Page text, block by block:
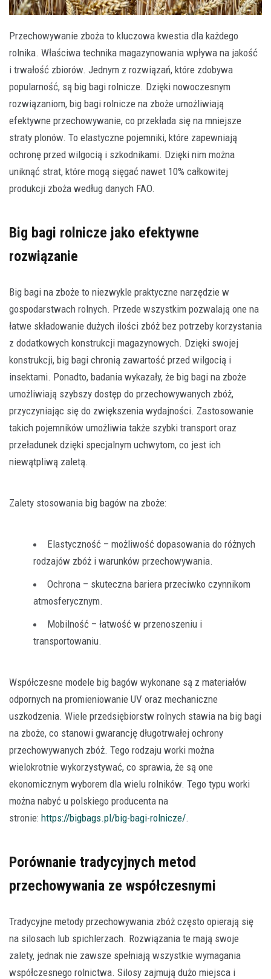
Przechowywanie zboża to kluczowa kwestia dla każdego
rolnika. Właściwa technika magazynowania wpływa na jakość
i trwałość zbiorów. Jednym z rozwiązań, które zdobywa
popularność, są big bagi rolnicze. Dzięki nowoczesnym
rozwiązaniom, big bagi rolnicze na zboże umożliwiają
efektywne przechowywanie, co przekłada się na mniejsze
straty plonów. To elastyczne pojemniki, które zapewniają
ochronę przed wilgocią i szkodnikami. Dzięki nim można
uniknąć strat, które mogą sięgać nawet 10% całkowitej
produkcji zboża według danych FAO.
Big bagi rolnicze jako efektywne
rozwiązanie
Big bagi na zboże to niezwykle praktyczne narzędzie w
gospodarstwach rolnych. Przede wszystkim pozwalają one na
łatwe składowanie dużych ilości zbóż bez potrzeby korzystania
z dodatkowych konstrukcji magazynowych. Dzięki swojej
konstrukcji, big bagi chronią zawartość przed wilgocią i
insektami. Ponadto, badania wykazały, że big bagi na zboże
umożliwiają szybszy dostęp do przechowywanych zbóż,
przyczyniając się do zwiększenia wydajności. Zastosowanie
takich pojemników umożliwia także szybki transport oraz
przeładunek dzięki specjalnym uchwytom, co jest ich
niewątpliwą zaletą.
Zalety stosowania big bagów na zboże:
Elastyczność – możliwość dopasowania do różnych
rodzajów zbóż i warunków przechowywania.
Ochrona – skuteczna bariera przeciwko czynnikom
atmosferycznym.
Mobilność – łatwość w przenoszeniu i
transportowaniu.
Współczesne modele big bagów wykonane są z materiałów
odpornych na promieniowanie UV oraz mechaniczne
uszkodzenia. Wiele przedsiębiorstw rolnych stawia na big bagi
na zboże, co stanowi gwarancję długotrwałej ochrony
przechowywanych zbóż. Tego rodzaju worki można
wielokrotnie wykorzystywać, co sprawia, że są one
ekonomicznym wyborem dla wielu rolników. Tego typu worki
można nabyć u polskiego producenta na
stronie: https://bigbags.pl/big-bagi-rolnicze/.
Porównanie tradycyjnych metod
przechowywania ze współczesnymi
Tradycyjne metody przechowywania zbóż często opierają się
na silosach lub spichlerzach. Rozwiązania te mają swoje
zalety, jednak nie zawsze spełniają wszystkie wymagania
współczesnego rolnictwa. Silosy zajmują dużo miejsca i